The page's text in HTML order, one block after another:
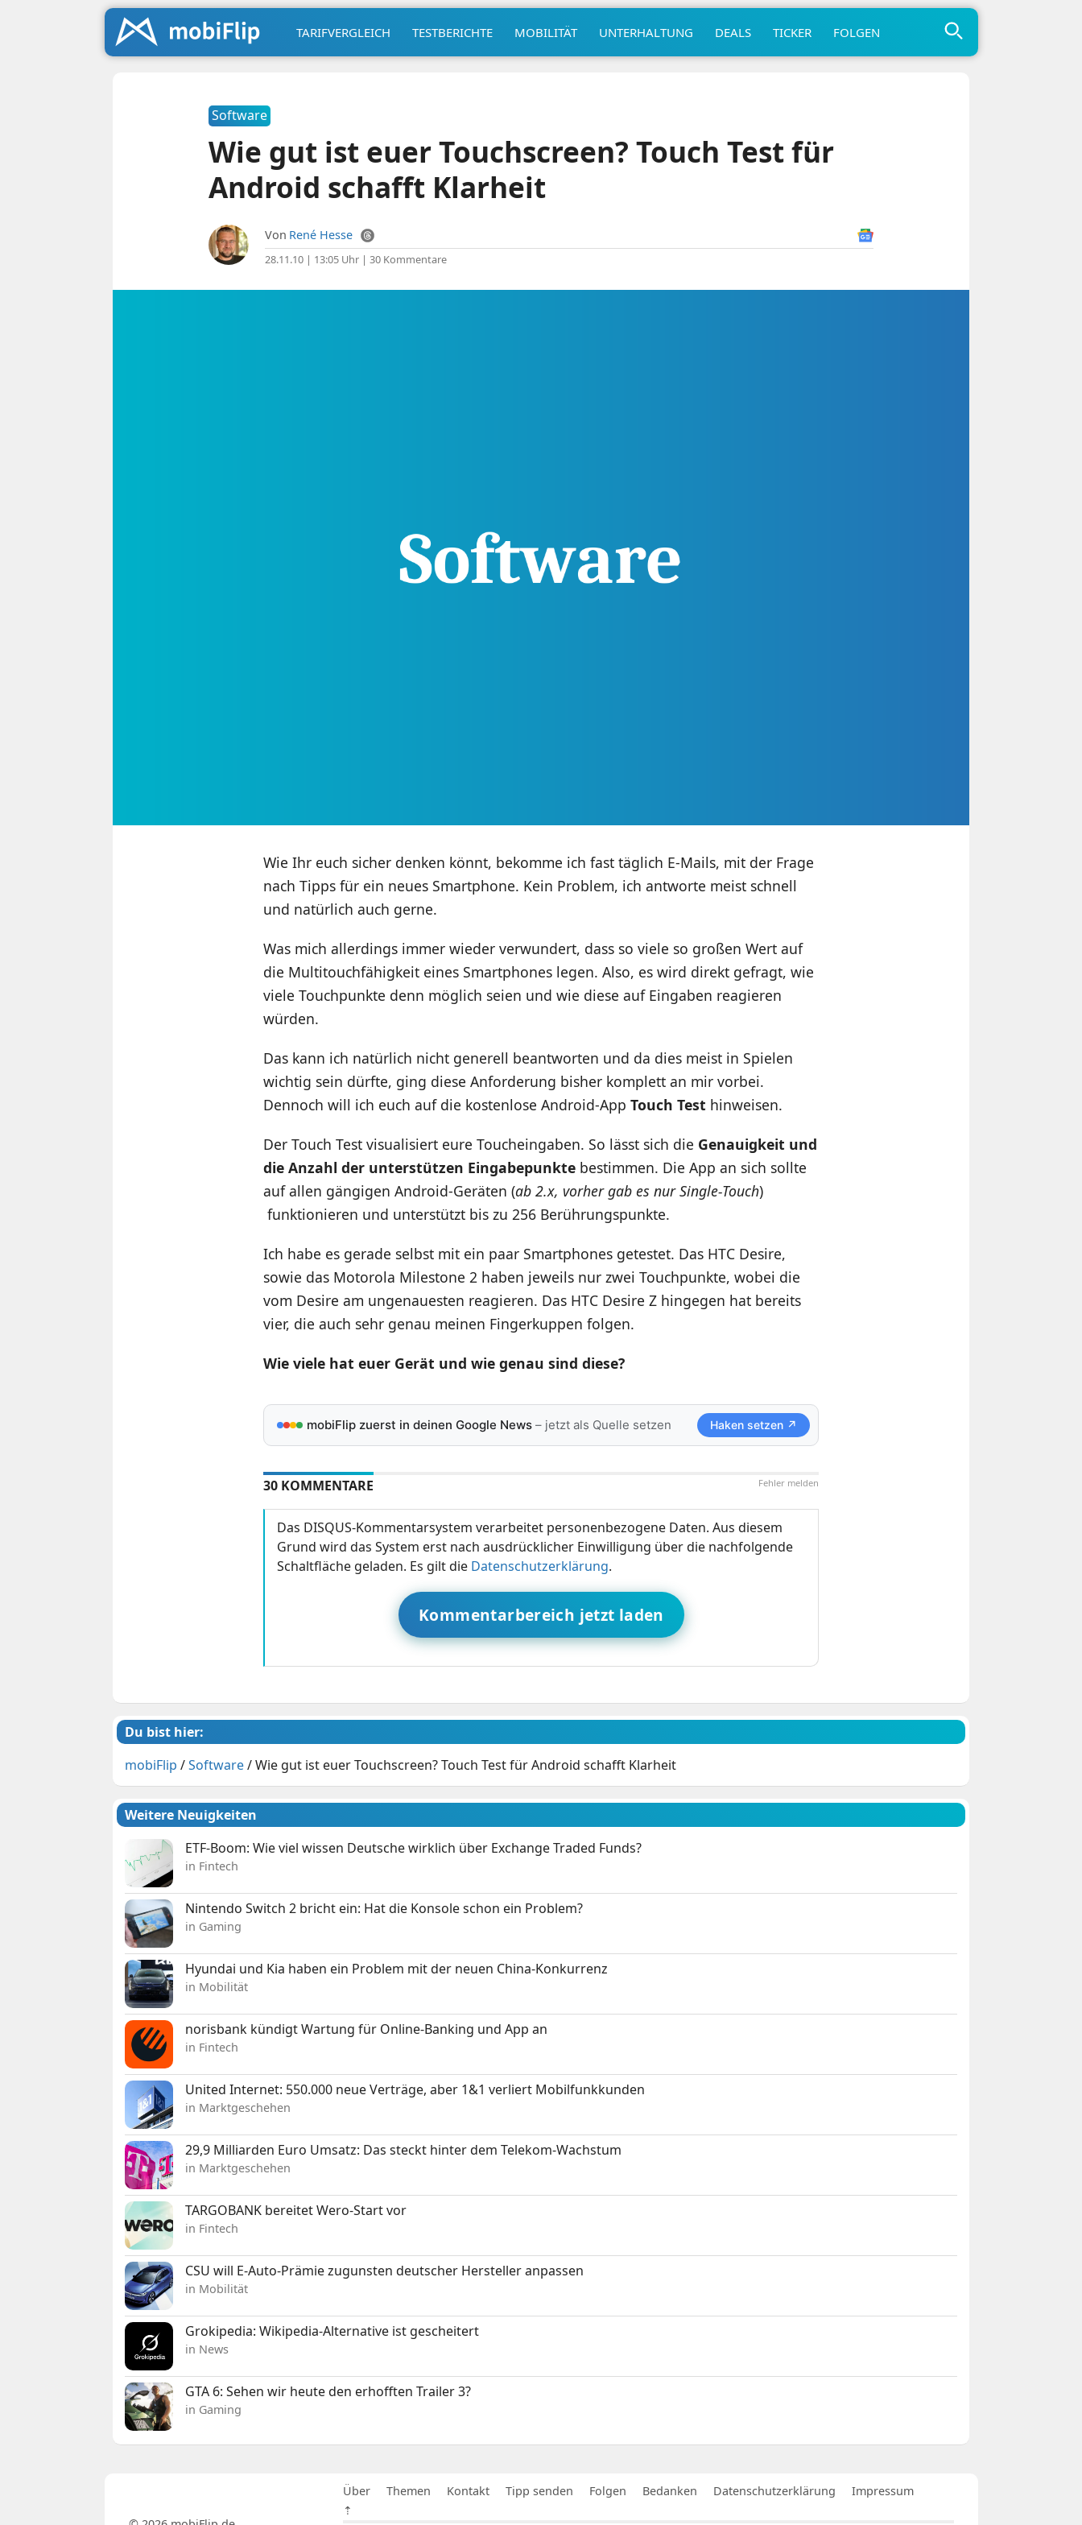
TARIFVERGLEICH TESTBERICHTE MOBILITÄT UNTERHALTUNG DEALS TICKER FOLGEN
Software
Wie gut ist euer Touchscreen? Touch Test für
Android schafft Klarheit
Von René Hesse
28.11.10 | 13:05 Uhr| 30 Kommentare
Wie Ihr euch sicher denken könnt, bekomme ich fast täglich E-Mails, mit der Frage
nach Tipps für ein neues Smartphone. Kein Problem, ich antworte meist schnell
und natürlich auch gerne.
Was mich allerdings immer wieder verwundert, dass so viele so großen Wert auf
die Multitouchfähigkeit eines Smartphones legen. Also, es wird direkt gefragt, wie
viele Touchpunkte denn möglich seien und wie diese auf Eingaben reagieren
würden.
Das kann ich natürlich nicht generell beantworten und da dies meist in Spielen
wichtig sein dürfte, ging diese Anforderung bisher komplett an mir vorbei.
Dennoch will ich euch auf die kostenlose Android-App Touch Test hinweisen.
Der Touch Test visualisiert eure Toucheingaben. So lässt sich die Genauigkeit und
die Anzahl der unterstützen Eingabepunkte bestimmen. Die App an sich sollte
auf allen gängigen Android-Geräten (ab 2.x, vorher gab es nur Single-Touch)
funktionieren und unterstützt bis zu 256 Berührungspunkte.
Ich habe es gerade selbst mit ein paar Smartphones getestet. Das HTC Desire,
sowie das Motorola Milestone 2 haben jeweils nur zwei Touchpunkte, wobei die
vom Desire am ungenauesten reagieren. Das HTC Desire Z hingegen hat bereits
vier, die auch sehr genau meinen Fingerkuppen folgen.
Wie viele hat euer Gerät und wie genau sind diese?
mobiFlip zuerst in deinen Google News– jetzt als Quelle setzen Haken setzen ↗
Fehler melden
30 KOMMENTARE
Das DISQUS-Kommentarsystem verarbeitet personenbezogene Daten. Aus diesem
Grund wird das System erst nach ausdrücklicher Einwilligung über die nachfolgende
Schaltfläche geladen. Es gilt die Datenschutzerklärung.
Kommentarbereich jetzt laden
Du bist hier:
mobiFlip /Software/Wie gut ist euer Touchscreen? Touch Test für Android schafft Klarheit
Weitere Neuigkeiten
ETF-Boom: Wie viel wissen Deutsche wirklich über Exchange Traded Funds?
in Fintech
Nintendo Switch 2 bricht ein: Hat die Konsole schon ein Problem?
in Gaming
Hyundai und Kia haben ein Problem mit der neuen China-Konkurrenz
in Mobilität
norisbank kündigt Wartung für Online-Banking und App an
in Fintech
United Internet: 550.000 neue Verträge, aber 1&1 verliert Mobilfunkkunden
in Marktgeschehen
29,9 Milliarden Euro Umsatz: Das steckt hinter dem Telekom-Wachstum
in Marktgeschehen
TARGOBANK bereitet Wero-Start vor
in Fintech
CSU will E-Auto-Prämie zugunsten deutscher Hersteller anpassen
in Mobilität
Grokipedia: Wikipedia-Alternative ist gescheitert
in News
GTA 6: Sehen wir heute den erhofften Trailer 3?
in Gaming
Über Themen Kontakt Tipp senden Folgen Bedanken Datenschutzerklärung
Impressum
⇡